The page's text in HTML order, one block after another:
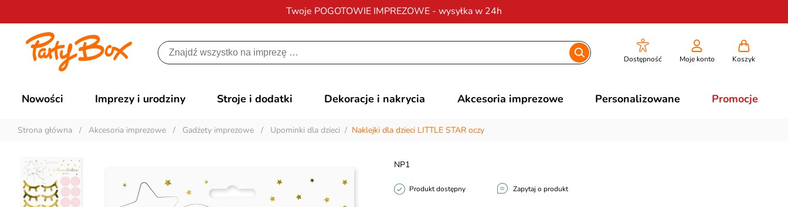
Twoje POGOTOWIE IMPREZOWE - wysyłka w 24h
Darmowa dostawana zamówienia od 200 zł
Dostępność Moje konto Koszyk
Nowości Imprezy i urodziny Stroje i dodatki Dekoracje i nakrycia Akcesoria imprezowe Personalizowane Promocje
Strona główna / Akcesoria imprezowe / Gadżety imprezowe / Upominki dla dzieci / Naklejki dla dzieci LITTLE STAR oczy
NP1
Produkt dostępny Zapytaj o produkt